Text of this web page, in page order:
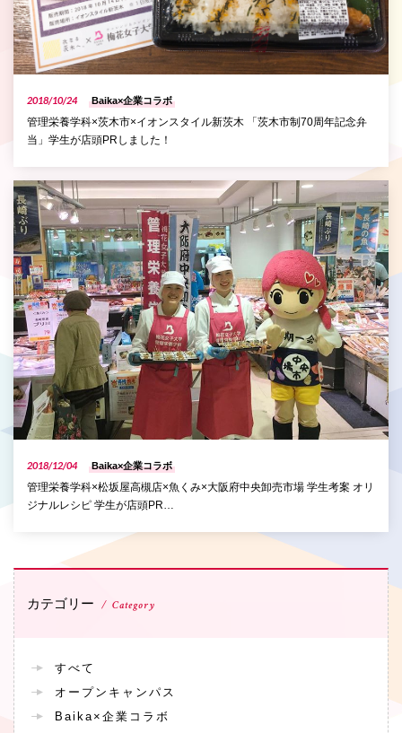
2018/10/24 Baika×企業コラボ
管理栄養学科×茨木市×イオンスタイル新茨木 「茨木市制70周年記念弁
当」学生が店頭PRしました！
2018/12/04 Baika×企業コラボ
管理栄養学科×松坂屋高槻店×魚くみ×大阪府中央卸売市場 学生考案 オリ
ジナルレシピ 学生が店頭PR…
カテゴリー Category
すべて
オープンキャンパス
Baika×企業コラボ